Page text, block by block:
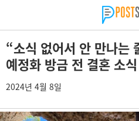
“소식 없어서 안 만나는
예정화 방금 전 결혼 소
2024년 4월 8일